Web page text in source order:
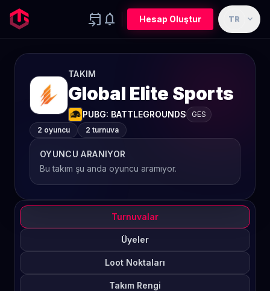
event_upcoming notifications Hesap Oluştur TR expand_more
TAKIM
Global Elite Sports
PUBG: BATTLEGROUNDS
GES
2 oyuncu
2 turnuva
OYUNCU ARANIYOR
Bu takım şu anda oyuncu aramıyor.
Turnuvalar
Üyeler
Loot Noktaları
Takım Rengi